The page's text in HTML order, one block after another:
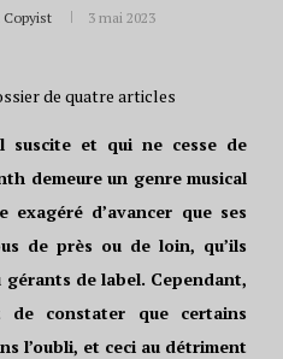
Copyist 3 mai 2023
de quatre articles
suscite et qui ne cesse de
demeure un genre musical
d’avancer que ses
de près ou de loin, qu’ils
de label. Cependant,
constater que certains
l’oubli, et ceci au détriment